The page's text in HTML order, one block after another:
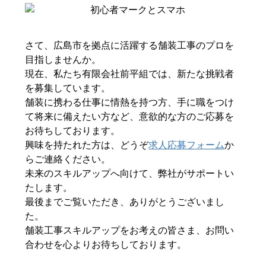
さて、広島市を拠点に活躍する舗装工事のプロを
目指しませんか。
現在、私たち有限会社前平組では、新たな挑戦者
を募集しています。
舗装に携わる仕事に情熱を持つ方、手に職をつけ
て将来に備えたい方など、意欲的な方のご応募を
お待ちしております。
興味を持たれた方は、どうぞ求人応募フォームか
らご連絡ください。
未来のスキルアップへ向けて、弊社がサポートい
たします。
最後までご覧いただき、ありがとうございまし
た。
舗装工事スキルアップをお考えの皆さま、お問い
合わせを心よりお待ちしております。